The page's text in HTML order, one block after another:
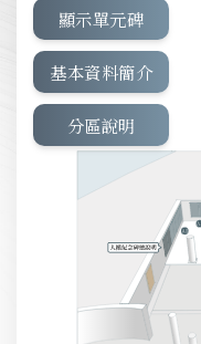
顯示單元碑
基本資料簡介
分區說明